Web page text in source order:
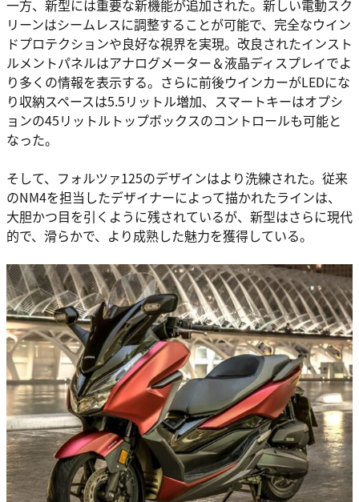
一方、新型には重要な新機能が追加された。新しい電動スク
リーンはシームレスに調整することが可能で、完全なウイン
ドプロテクションや良好な視界を実現。改良されたインスト
ルメントパネルはアナログメーター＆液晶ディスプレイでよ
り多くの情報を表示する。さらに前後ウインカーがLEDにな
り収納スペースは5.5リットル増加、スマートキーはオプシ
ョンの45リットルトップボックスのコントロールも可能と
なった。
そして、フォルツァ125のデザインはより洗練された。従来
のNM4を担当したデザイナーによって描かれたラインは、
大胆かつ目を引くように残されているが、新型はさらに現代
的で、滑らかで、より成熟した魅力を獲得している。